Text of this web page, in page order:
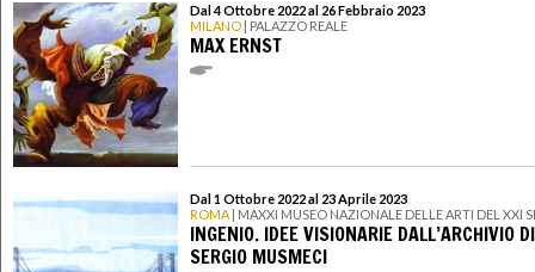
Dal 4 Ottobre 2022 al 26 Febbraio 2023
MILANO | PALAZZO REALE
MAX ERNST
Dal 1 Ottobre 2022 al 23 Aprile 2023
ROMA | MAXXI MUSEO NAZIONALE DELLE ARTI DEL XXI
INGENIO. IDEE VISIONARIE DALL’ARCHIVIO DI
SERGIO MUSMECI